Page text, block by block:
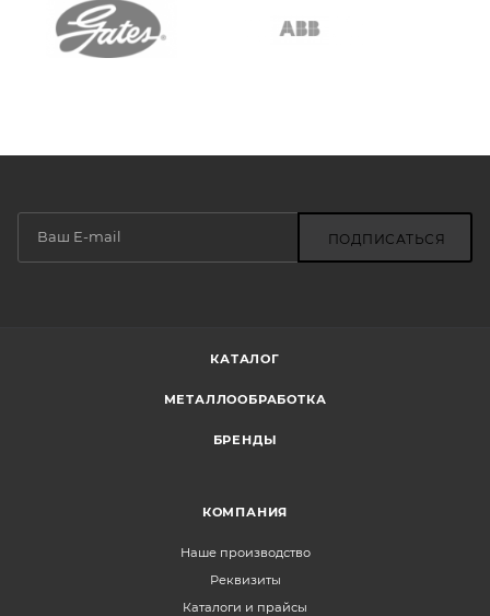
ПОДПИСАТЬСЯ
КАТАЛОГ
МЕТАЛЛООБРАБОТКА
БРЕНДЫ
КОМПАНИЯ
Наше производство
Реквизиты
Каталоги и прайсы